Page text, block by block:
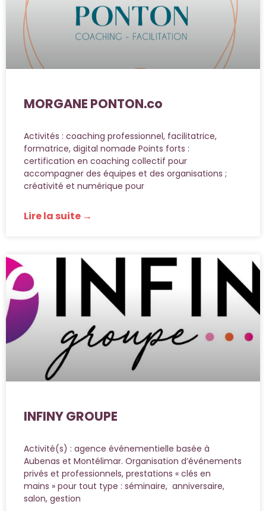
MORGANE PONTON.co
Activités : coaching professionnel, facilitatrice,
formatrice, digital nomade Points forts :
certification en coaching collectif pour
accompagner des équipes et des organisations ;
créativité et numérique pour
Lire la suite →
INFINY GROUPE
Activité(s) : agence événementielle basée à
Aubenas et Montélimar. Organisation d’événements
privés et professionnels, prestations « clés en
mains » pour tout type : séminaire, anniversaire,
salon, gestion